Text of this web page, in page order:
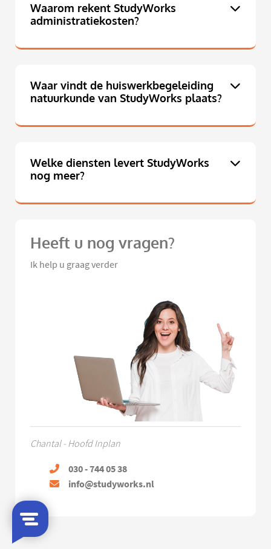
Waarom rekent StudyWorks
administratiekosten?
Waar vindt de huiswerkbegeleiding
natuurkunde van StudyWorks plaats?
Welke diensten levert StudyWorks
nog meer?
Heeft u nog vragen?
Ik help u graag verder
Chantal - Hoofd Inplan
030 - 744 05 38
info@studyworks.nl